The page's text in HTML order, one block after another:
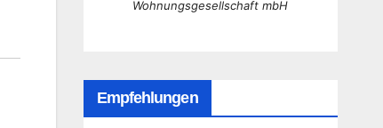
Wohnungsgesellschaft mbH
Empfehlungen